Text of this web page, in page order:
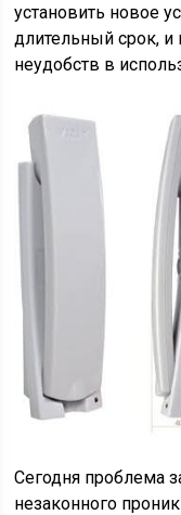
установить новое
длительный срок, и
неудобств в
Сегодня проблема
незаконного